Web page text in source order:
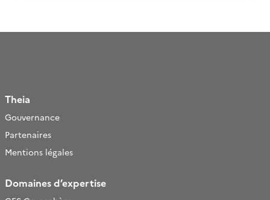
Theia
Gouvernance
Partenaires
Mentions légales
Domaines d’expertise